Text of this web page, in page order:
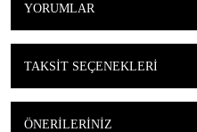
YORUMLAR
TAKSIT SEÇENEKLERI
ÖNERILERINIZ